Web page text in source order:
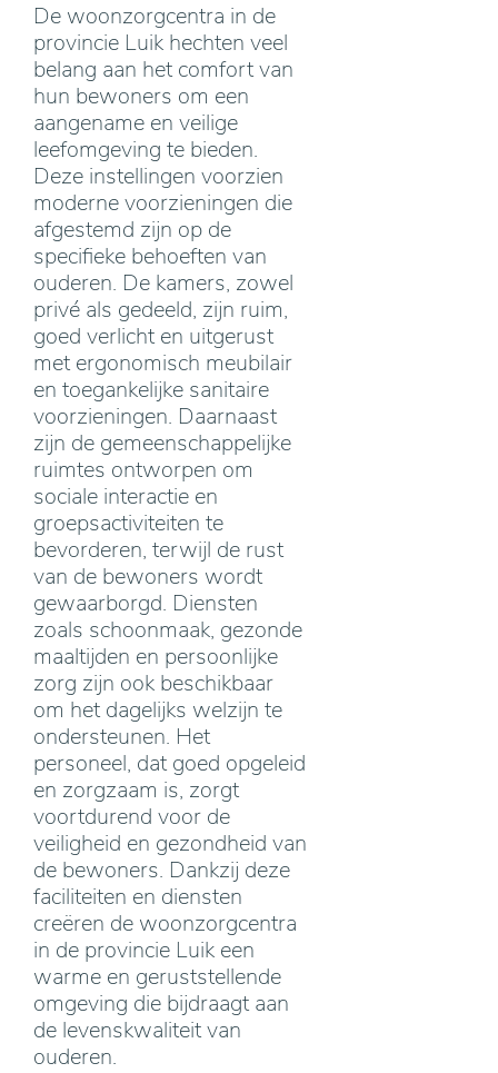
De woonzorgcentra in de
provincie Luik hechten veel
belang aan het comfort van
hun bewoners om een
aangename en veilige
leefomgeving te bieden.
Deze instellingen voorzien
moderne voorzieningen die
afgestemd zijn op de
specifieke behoeften van
ouderen. De kamers, zowel
privé als gedeeld, zijn ruim,
goed verlicht en uitgerust
met ergonomisch meubilair
en toegankelijke sanitaire
voorzieningen. Daarnaast
zijn de gemeenschappelijke
ruimtes ontworpen om
sociale interactie en
groepsactiviteiten te
bevorderen, terwijl de rust
van de bewoners wordt
gewaarborgd. Diensten
zoals schoonmaak, gezonde
maaltijden en persoonlijke
zorg zijn ook beschikbaar
om het dagelijks welzijn te
ondersteunen. Het
personeel, dat goed opgeleid
en zorgzaam is, zorgt
voortdurend voor de
veiligheid en gezondheid van
de bewoners. Dankzij deze
faciliteiten en diensten
creëren de woonzorgcentra
in de provincie Luik een
warme en geruststellende
omgeving die bijdraagt aan
de levenskwaliteit van
ouderen.